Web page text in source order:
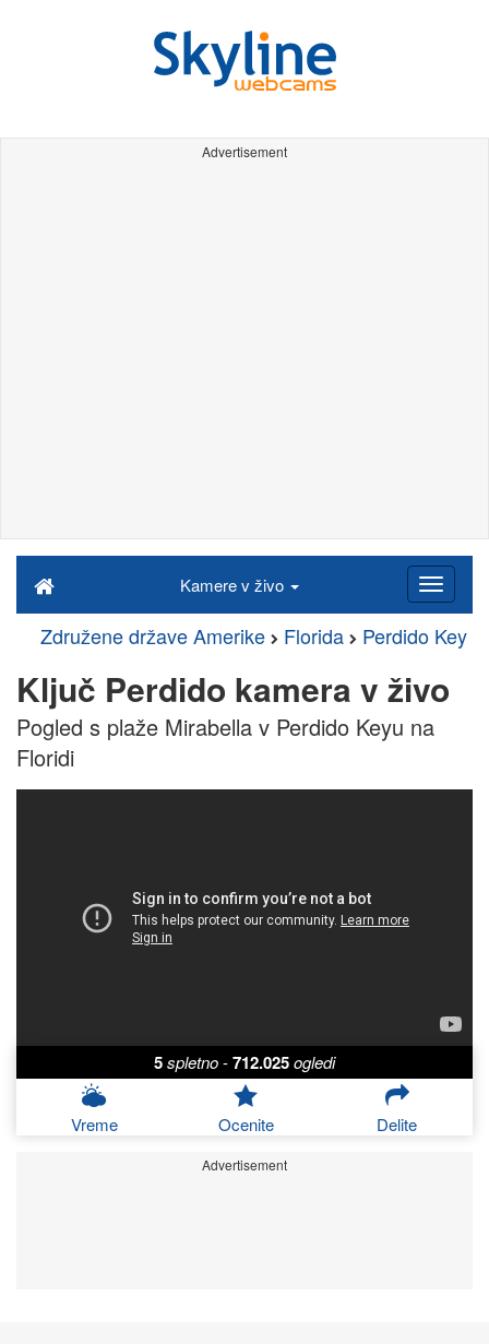
Advertisement
Kamere v živo
Združene države Amerike Florida Perdido Key
Ključ Perdido kamera v živo
Pogled s plaže Mirabella v Perdido Keyu na
Floridi
5spletno-712.025ogledi
Vreme Ocenite Delite
Advertisement